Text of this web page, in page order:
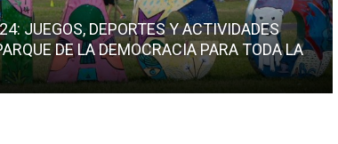
JUEGOS, DEPORTES Y ACTIVIDADES
DE LA DEMOCRACIA PARA TODA LA